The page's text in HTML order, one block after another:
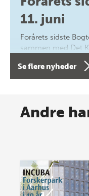
11. juni
Forårets sidste
sammen med Det
forfatterne bag
Spar op til
onsdag den 10. j…
Se flere nyheder
Andre